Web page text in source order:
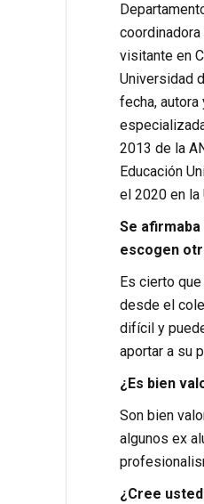
visitante en
Universidad
fecha,
2013 de la
Educación
el 2020 en la
Se
escogen
Es cierto
desde el
difícil y
aportar a su
¿Es bien
Son bien
algunos ex
¿Cree